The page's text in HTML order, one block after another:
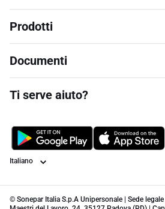
Prodotti
Documenti
Ti serve aiuto?
Lingua
© Sonepar Italia S.p.A Unipersonale | Sede